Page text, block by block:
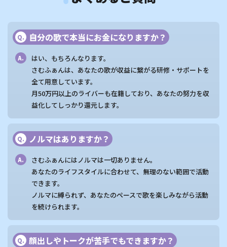
Q. 自分の歌で本当にお金になりますか？
A.
はい、もちろんなります。
さむふぁんは、あなたの歌が収益に繋がる研修・サポートを
全て用意しています。
月50万円以上のライバーも在籍しており、あなたの努力を収
益化してしっかり還元します。
Q. ノルマはありますか？
A.
さむふぁんにはノルマは一切ありません。
あなたのライフスタイルに合わせて、無理のない範囲で活動
できます。
ノルマに縛られず、あなたのペースで歌を楽しみながら活動
を続けられます。
Q. 顔出しやトークが苦手でもできますか？